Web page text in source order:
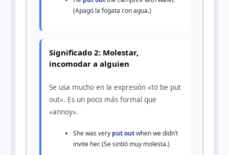
(Apagó la fogata con agua.)
Significado 2: Molestar,
incomodar a alguien
Se usa mucho en la expresión «to be put
out». Es un poco más formal que
«annoy».
She was very put outwhen we didn’t
invite her. (Se sintió muy molesta.)